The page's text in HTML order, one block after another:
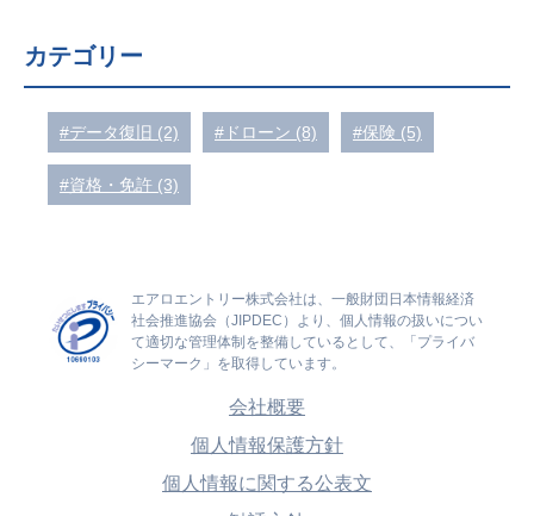
カテゴリー
#データ復旧 (2) #ドローン (8) #保険 (5)
#資格・免許 (3)
エアロエントリー株式会社は、一般財団日本情報経済
社会推進協会（JIPDEC）より、個人情報の扱いについ
て適切な管理体制を整備しているとして、「プライバ
シーマーク」を取得しています。
会社概要
個人情報保護方針
個人情報に関する公表文